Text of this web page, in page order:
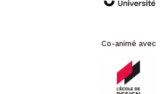
Co-animé avec